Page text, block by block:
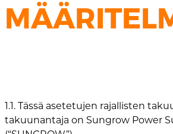
1.1. Tässä asetetujen rajallisten
takuunantaja on Sungrow Power